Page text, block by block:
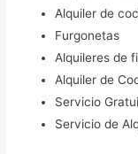
Alquiler de
Furgonetas
Alquileres de
Alquiler de
Servicio
Servicio de